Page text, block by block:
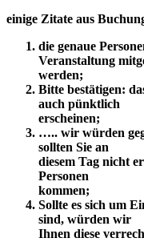
einige Zitate aus
die genaue
Veranstaltung
werden;
Bitte bestätigen:
auch pünktlich
erscheinen;
….. wir würden
sollten Sie an
diesem Tag nicht
Personen
kommen;
Sollte es sich um
sind, würden wir
Ihnen diese